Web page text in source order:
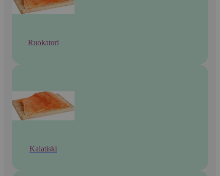
Ruokatori
Kalatiski